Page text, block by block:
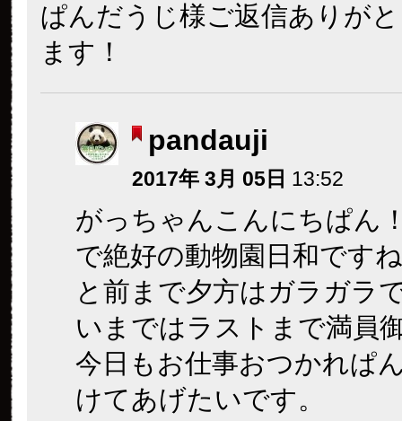
ぱんだうじ様ご返信ありが
ます！
pandauji
2017年 3月 05日 13:52
がっちゃんこんにちぱん
で絶好の動物園日和です
と前まで夕方はガラガラ
いまではラストまで満員
今日もお仕事おつかれぱ
けてあげたいです。